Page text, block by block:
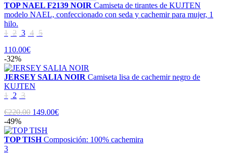
TOP NAEL F2139 NOIR Camiseta de tirantes de KUJTEN
modelo NAEL, confeccionado con seda y cachemir para mujer, 1
hilo.
1 2 3 4 5
110.00€
-32%
JERSEY SALIA NOIR Camiseta lisa de cachemir negro de
KUJTEN
1 2 3
€220.00 149.00€
-49%
TOP TISH Composición: 100% cachemira
3